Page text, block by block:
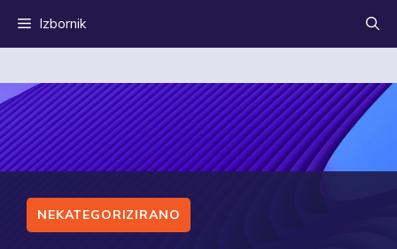
Izbornik
NEKATEGORIZIRANO